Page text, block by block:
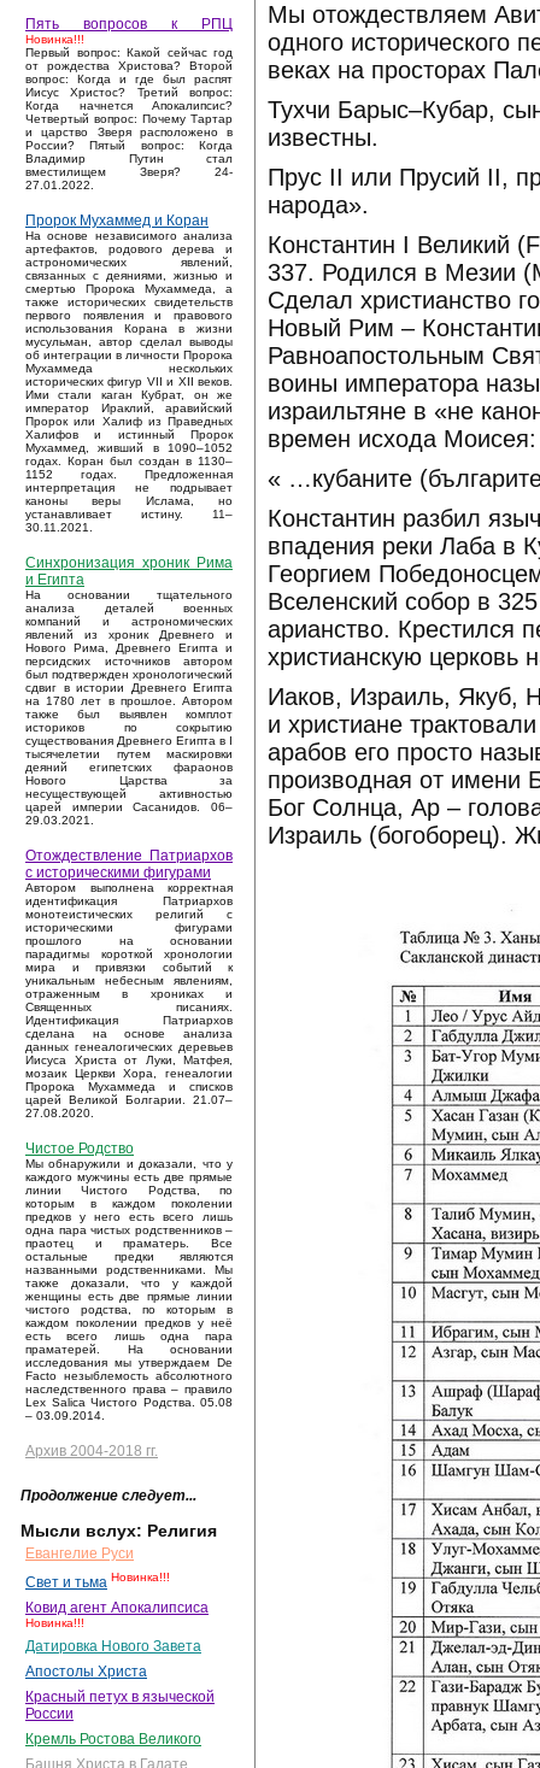
Пять вопросов к РПЦ
Новинка!!!
Первый вопрос: Какой сейчас год
от рождества Христова? Второй
вопрос: Когда и где был распят
Иисус Христос? Третий вопрос:
Когда начнется Апокалипсис?
Четвертый вопрос: Почему Тартар
и царство Зверя расположено в
России? Пятый вопрос: Когда
Владимир Путин стал
вместилищем Зверя? 24-
27.01.2022.
Пророк Мухаммед и Коран
На основе независимого анализа
артефактов, родового дерева и
астрономических явлений,
связанных с деяниями, жизнью и
смертью Пророка Мухаммеда, а
также исторических свидетельств
первого появления и правового
использования Корана в жизни
мусульман, автор сделал выводы
об интеграции в личности Пророка
Мухаммеда нескольких
исторических фигур VII и XII веков.
Ими стали каган Кубрат, он же
император Ираклий, аравийский
Пророк или Халиф из Праведных
Халифов и истинный Пророк
Мухаммед, живший в 1090–1052
годах. Коран был создан в 1130–
1152 годах. Предложенная
интерпретация не подрывает
каноны веры Ислама, но
устанавливает истину. 11–
30.11.2021.
Синхронизация хроник Рима
и Египта
На основании тщательного
анализа деталей военных
компаний и астрономических
явлений из хроник Древнего и
Нового Рима, Древнего Египта и
персидских источников автором
был подтвержден хронологический
сдвиг в истории Древнего Египта
на 1780 лет в прошлое. Автором
также был выявлен комплот
историков по сокрытию
существования Древнего Египта в I
тысячелетии путем маскировки
деяний египетских фараонов
Нового Царства за
несуществующей активностью
царей империи Сасанидов. 06–
29.03.2021.
Отождествление Патриархов
с историческими фигурами
Автором выполнена корректная
идентификация Патриархов
монотеистических религий с
историческими фигурами
прошлого на основании
парадигмы короткой хронологии
мира и привязки событий к
уникальным небесным явлениям,
отраженным в хрониках и
Священных писаниях.
Идентификация Патриархов
сделана на основе анализа
данных генеалогических деревьев
Иисуса Христа от Луки, Матфея,
мозаик Церкви Хора, генеалогии
Пророка Мухаммеда и списков
царей Великой Болгарии. 21.07–
27.08.2020.
Чистое Родство
Мы обнаружили и доказали, что у
каждого мужчины есть две прямые
линии Чистого Родства, по
которым в каждом поколении
предков у него есть всего лишь
одна пара чистых родственников –
праотец и праматерь. Все
остальные предки являются
названными родственниками. Мы
также доказали, что у каждой
женщины есть две прямые линии
чистого родства, по которым в
каждом поколении предков у неё
есть всего лишь одна пара
праматерей. На основании
исследования мы утверждаем De
Facto незыблемость абсолютного
наследственного права – правило
Lex Salica Чистого Родства. 05.08
– 03.09.2014.
Архив 2004-2018 гг.
Продолжение следует...
Мысли вслух: Религия
Евангелие Руси
Свет и тьма Новинка!!!
Ковид агент Апокалипсиса
Новинка!!!
Датировка Нового Завета
Апостолы Христа
Красный петух в языческой
России
Кремль Ростова Великого
Башня Христа в Галате
Мы отождествляем
одного исторического
веках на просторах
Тухчи Барыс–Кубар,
известны.
Прус II или Прусий II,
народа».
Константин I Великий
337. Родился в Мезии
Сделал христианство
Новый Рим –
Равноапостольным
воины императора
израильтяне в «не
времен исхода Моисея:
« …кубаните
Константин разбил
впадения реки Лаба в
Георгием
Вселенский собор в
арианство. Крестился
христианскую церковь
Иаков, Израиль, Якуб,
и христиане
арабов его просто
производная от имени
Бог Солнца, Ар –
Израиль (богоборец).